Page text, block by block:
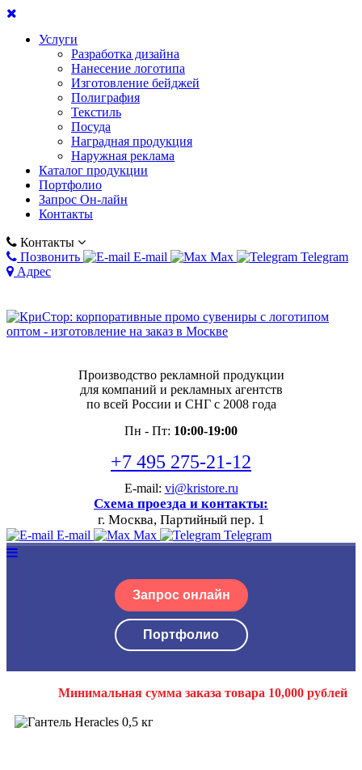
Услуги
Разработка дизайна
Нанесение логотипа
Изготовление бейджей
Полиграфия
Текстиль
Посуда
Наградная продукция
Наружная реклама
Каталог продукции
Портфолио
Запрос Он-лайн
Контакты
Контакты
Позвонить
E-mail Max
Telegram
Адрес
Производство рекламной продукции
для компаний и рекламных агентств
по всей России и СНГ с 2008 года
Пн - Пт: 10:00-19:00
+7 495 275-21-12
E-mail: vi@kristore.ru
Схема проезда и контакты:
г. Москва, Партийный пер. 1
E-mail Max Telegram
Запрос онлайн
Портфолио
Минимальная сумма заказа товара 10,000 рублей